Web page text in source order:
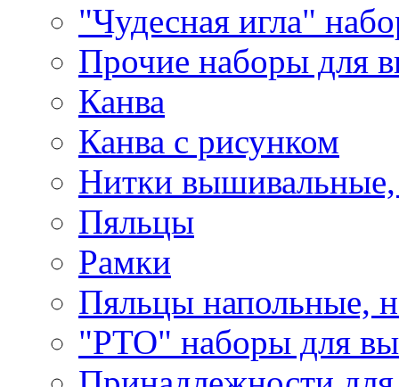
"Чудесная игла"
Прочие наборы для
Канва
Канва с рисунком
Нитки
Пяльцы
Рамки
Пяльцы напольные,
"РТО" наборы для